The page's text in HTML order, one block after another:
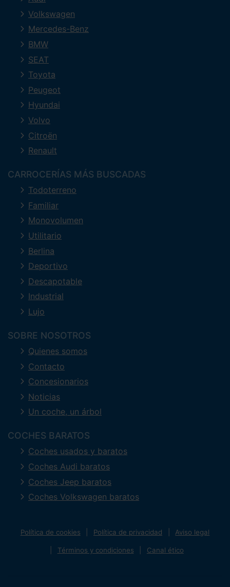
Volkswagen
Mercedes-Benz
BMW
SEAT
Toyota
Peugeot
Hyundai
Volvo
Citroën
Renault
CARROCERÍAS MÁS BUSCADAS
Todoterreno
Familiar
Monovolumen
Utilitario
Berlina
Deportivo
Descapotable
Industrial
Lujo
SOBRE NOSOTROS
Quienes somos
Contacto
Concesionarios
Noticias
Un coche, un árbol
COCHES BARATOS
Coches usados y baratos
Coches Audi baratos
Coches Jeep baratos
Coches Volkswagen baratos
Política de cookies Política de privacidad Aviso legal
Términos y condiciones Canal ético